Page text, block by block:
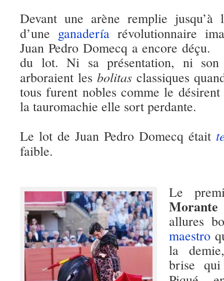
Devant une arène remplie
d’une ganadería révolutionnaire
Juan Pedro Domecq a encore
du lot. Ni sa présentation, ni son
arboraient les bolitas classiques
tous furent nobles comme le
la tauromachie elle sort perdante.
Le lot de Juan Pedro Domecq était
faible.
Le
allures
maestro
la
brise